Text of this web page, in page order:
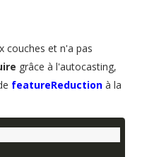
couches et n'a pas
grâce à l'autocasting,
featureReduction à la